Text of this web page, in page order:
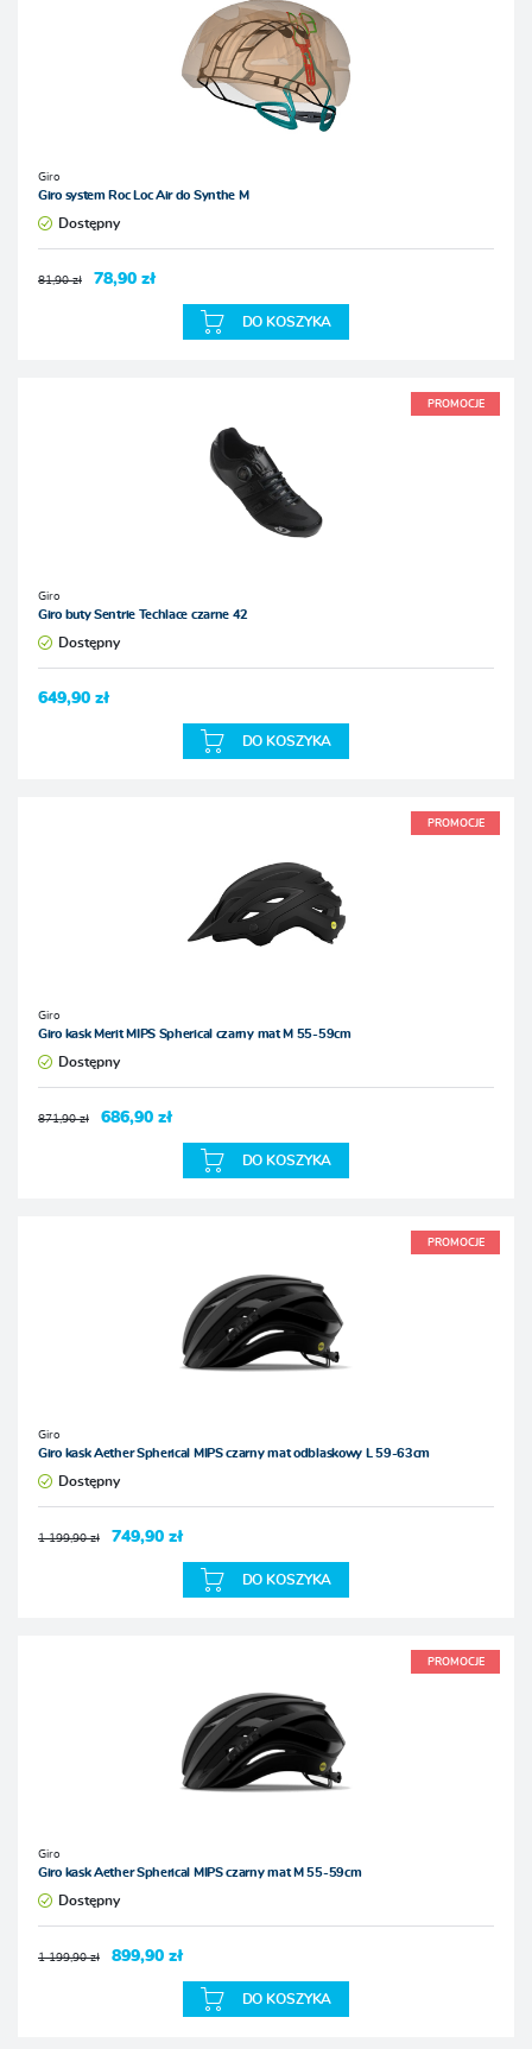
Giro
Giro system Roc Loc Air do Synthe M
Dostępny
81,90 zł 78,90 zł
DO KOSZYKA
PROMOCJE
Giro
Giro buty Sentrie Techlace czarne 42
Dostępny
649,90 zł
DO KOSZYKA
PROMOCJE
Giro
Giro kask Merit MIPS Spherical czarny mat M 55-59cm
Dostępny
871,90 zł 686,90 zł
DO KOSZYKA
PROMOCJE
Giro
Giro kask Aether Spherical MIPS czarny mat odblaskowy L 59-63cm
Dostępny
1 199,90 zł 749,90 zł
DO KOSZYKA
PROMOCJE
Giro
Giro kask Aether Spherical MIPS czarny mat M 55-59cm
Dostępny
1 199,90 zł 899,90 zł
DO KOSZYKA